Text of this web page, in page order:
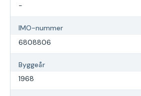
-
IMO-nummer
6808806
Byggeår
1968